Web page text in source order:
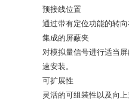
预接线位置
通过带有定位功能的转
集成的屏蔽夹
对模拟量信号进行适当
速安装。
可扩展性
灵活的可组装性以及向